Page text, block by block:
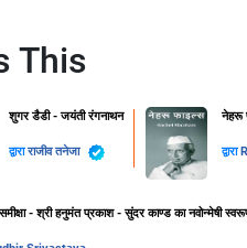
This
शुगर डैडी - जयंती रंगनाथन
द्वाराराजीव तनेजा
नेहरू
द्वारा
- श्री हनुमंत प्रकाश - सुंदर काण्ड का नवोन्मेषी